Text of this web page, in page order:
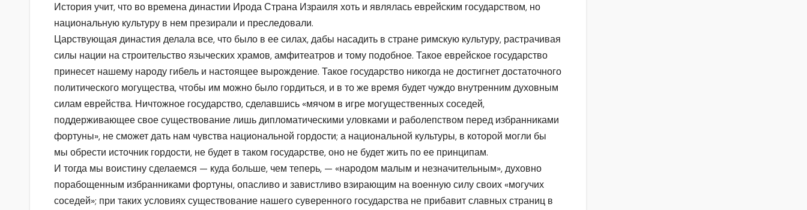
История учит, что во времена династии Ирода Страна Израиля хоть и являлась еврейским государством, но
национальную культуру в нем презирали и преследовали.
Царствующая династия делала все, что было в ее силах, дабы насадить в стране римскую культуру, растрачивая
силы нации на строительство языческих храмов, амфитеатров и тому подобное. Такое еврейское государство
принесет нашему народу гибель и настоящее вырождение. Такое государство никогда не достигнет достаточного
политического могущества, чтобы им можно было гордиться, и в то же время будет чуждо внутренним духовным
силам еврейства. Ничтожное государство, сделавшись «мячом в игре могущественных соседей,
поддерживающее свое существование лишь дипломатическими уловками и раболепством перед избранниками
фортуны», не сможет дать нам чувства национальной гордости; а национальной культуры, в которой могли бы
мы обрести источник гордости, не будет в таком государстве, оно не будет жить по ее принципам.
И тогда мы воистину сделаемся — куда больше, чем теперь, — «народом малым и незначительным», духовно
порабощенным избранниками фортуны, опасливо и завистливо взирающим на военную силу своих «могучих
соседей»; при таких условиях существование нашего суверенного государства не прибавит славных страниц в